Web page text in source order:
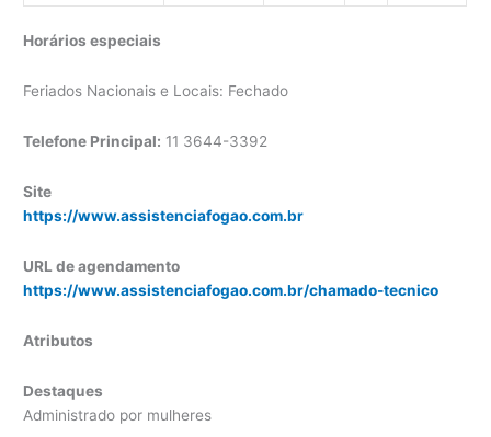
Horários especiais
Feriados Nacionais e Locais: Fechado
Telefone Principal: 11 3644-3392
Site
https://www.assistenciafogao.com.br
URL de agendamento
https://www.assistenciafogao.com.br/chamado-tecnico
Atributos
Destaques
Administrado por mulheres